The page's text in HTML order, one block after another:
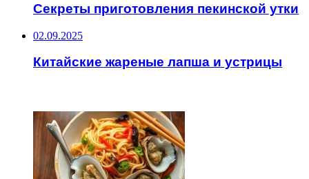
Секреты приготовления пекинской утки
02.09.2025
Китайские жареные лапша и устрицы